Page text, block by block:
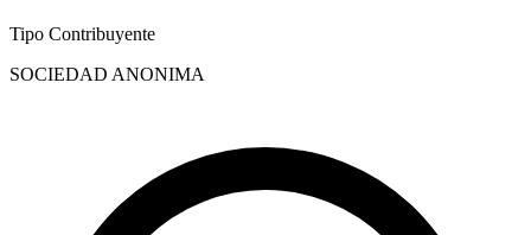
Tipo Contribuyente
SOCIEDAD ANONIMA